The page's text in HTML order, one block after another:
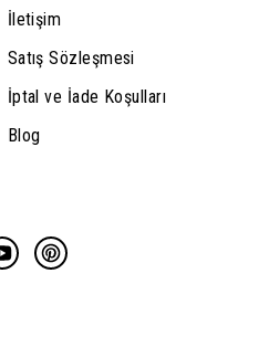
İletişim
Satış Sözleşmesi
İptal ve İade Koşulları
Blog